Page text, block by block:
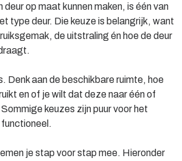
deur op maat kunnen maken, is één van
type deur. Die keuze is belangrijk, want
de uitstraling én hoe de deur
Denk aan de beschikbare ruimte, hoe
en of je wilt dat deze naar één of
keuzes zijn puur voor het
functioneel.
je stap voor stap mee. Hieronder